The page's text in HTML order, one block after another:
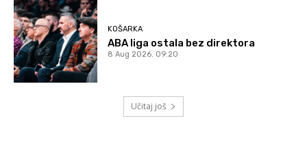
KOŠARKA
ABA liga ostala bez direktora
8 Aug 2026. 09:20
Učitaj još